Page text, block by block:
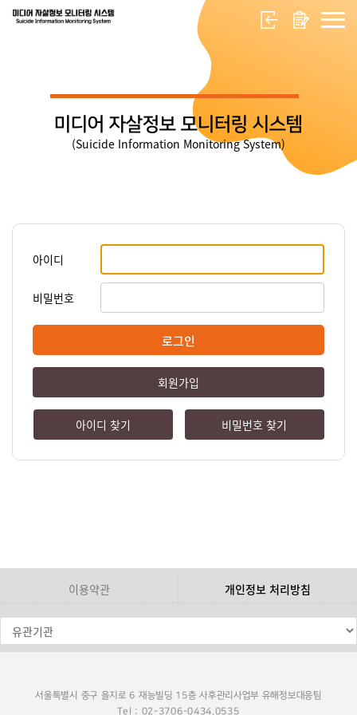
미디어 자살정보 모니터링 시스템
(Suicide Information Monitoring System)
아이디
비밀번호
로그인
회원가입
아이디 찾기 비밀번호 찾기
이용약관 개인정보 처리방침
서울특별시 중구 을지로 6 재능빌딩 15층 사후관리사업부 유해정보대응팀
Tel : 02-3706-0434,0535